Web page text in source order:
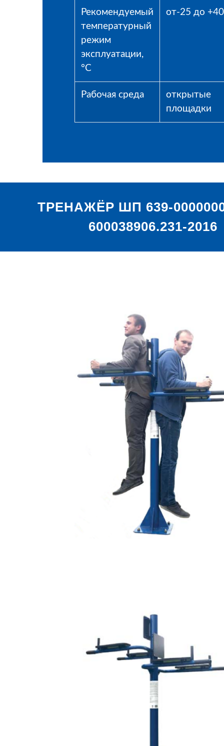
Рекомендуемый
температурный
режим
эксплуатации,
°С
от-25 до +40
Рабочая среда
открытые
площадки
ТРЕНАЖЁР ШП 639-
600038906.231-2016